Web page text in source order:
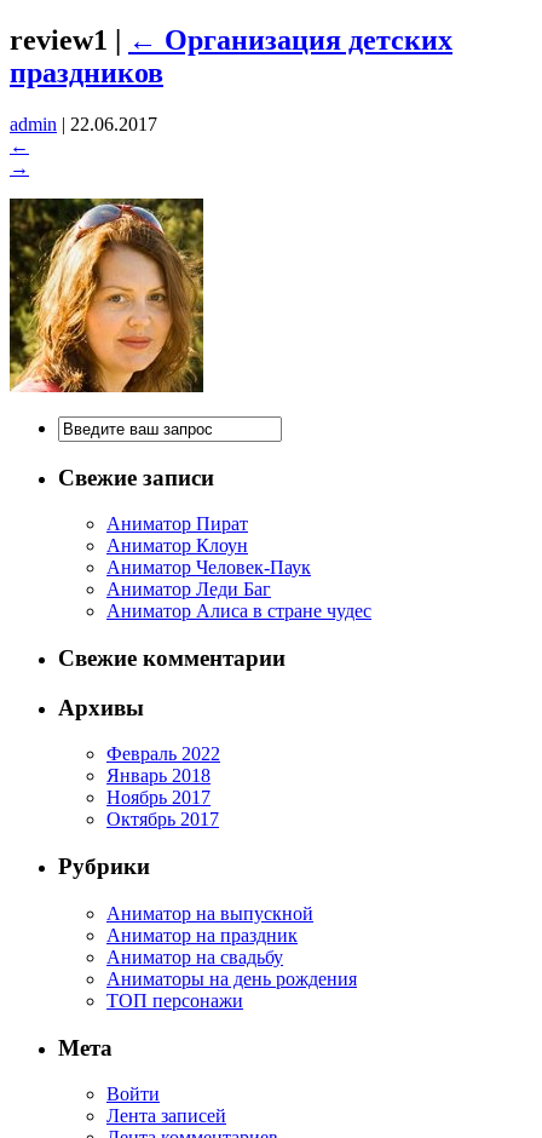
review1 | ← Организация детских
праздников
admin | 22.06.2017
←
→
Свежие записи
Аниматор Пират
Аниматор Клоун
Аниматор Человек-Паук
Аниматор Леди Баг
Аниматор Алиса в стране чудес
Свежие комментарии
Архивы
Февраль 2022
Январь 2018
Ноябрь 2017
Октябрь 2017
Рубрики
Аниматор на выпускной
Аниматор на праздник
Аниматор на свадьбу
Аниматоры на день рождения
ТОП персонажи
Мета
Войти
Лента записей